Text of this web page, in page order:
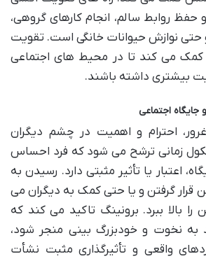
روابط سالم، انجام کارهای گروهی،
و حتی نوازش حیوانات خانگی است. تقویت
کمک می کند تا در محیط های اجتماعی
بیشتری داشته باشند.
جایگاه اجتماعی
احترام و اهمیت در چشم دیگران
زمانی ترشح می شود که فرد احساس
اعتبار یا تأثیر مثبتی دارد. رسیدن به
قرار گرفتن و یا حتی کمک به دیگران می
بالا ببرد. برونینگ تاکید می کند که
به نخوت و خودبزرگ بینی منجر شود،
واقعی و تأثیرگذاری مثبت نشأت